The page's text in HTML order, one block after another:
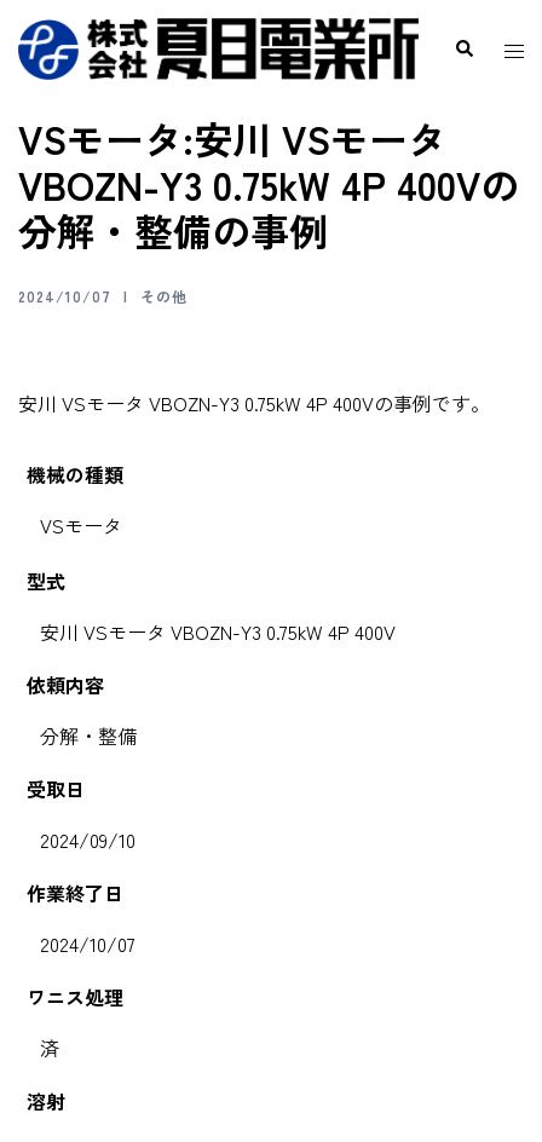
VSモータ:安川 VSモータ
VBOZN-Y3 0.75kW 4P 400Vの
分解・整備の事例
2024/10/07 その他
安川 VSモータ VBOZN-Y3 0.75kW 4P 400Vの事例です。
機械の種類
VSモータ
型式
安川 VSモータ VBOZN-Y3 0.75kW 4P 400V
依頼内容
分解・整備
受取日
2024/09/10
作業終了日
2024/10/07
ワニス処理
済
溶射